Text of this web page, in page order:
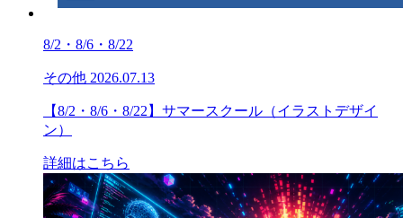
8/2・8/6・8/22
その他 2026.07.13
【8/2・8/6・8/22】サマースクール（イラストデザイ
ン）
詳細はこちら